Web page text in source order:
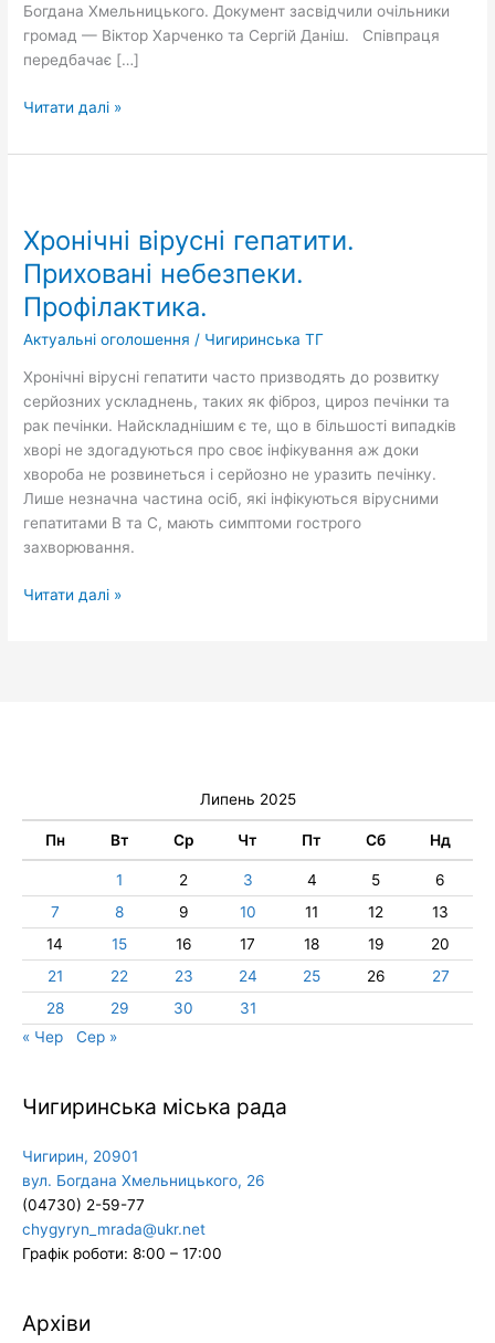
Богдана Хмельницького. Документ засвідчили очільники
громад — Віктор Харченко та Сергій Даніш. Співпраця
передбачає […]
Читати далі »
Хронічні вірусні гепатити.
Приховані небезпеки.
Профілактика.
Актуальні оголошення / Чигиринська ТГ
Хронічні вірусні гепатити часто призводять до розвитку
серйозних ускладнень, таких як фіброз, цироз печінки та
рак печінки. Найскладнішим є те, що в більшості випадків
хворі не здогадуються про своє інфікування аж доки
хвороба не розвинеться і серйозно не уразить печінку.
Лише незначна частина осіб, які інфікуються вірусними
гепатитами В та С, мають симптоми гострого
захворювання.
гепатити.
Приховані
небезпеки.
Профілактика.
Читати далі »
Липень 2025
Пн Вт Ср Чт Пт Сб Нд
1 2 3 4 5
6
7
8 9 10 11 12
13
14
15 16 17 18 19
20
21
22 23 24 25 26
27
28
29 30
31
« Чер
Сер »
Чигиринська міська рада
Чигирин, 20901
вул. Богдана Хмельницького, 26
(04730) 2-59-77
chygyryn_mrada@ukr.net
Графік роботи: 8:00 – 17:00
Архіви
Архіви